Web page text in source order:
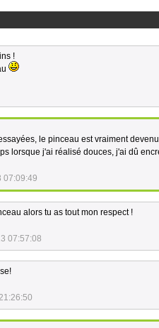
!
le pinceau est vraiment
lorsque j'ai réalisé douces, j'ai dû
07:09:49
alors tu as tout mon respect !
07:57:08